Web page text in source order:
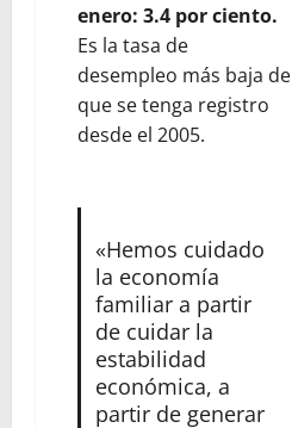
enero: 3.4 por ciento.
Es la tasa de
desempleo más baja de
que se tenga registro
desde el 2005.
«Hemos cuidado
la economía
familiar a partir
de cuidar la
estabilidad
económica, a
partir de generar